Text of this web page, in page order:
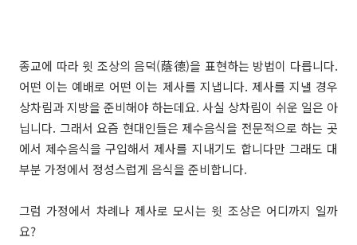
종교에 따라 윗 조상의 음덕(蔭德)을 표현하는 방법이 다릅니다.
어떤 이는 예배로 어떤 이는 제사를 지냅니다. 제사를 지낼 경우
상차림과 지방을 준비해야 하는데요. 사실 상차림이 쉬운 일은 아
닙니다. 그래서 요즘 현대인들은 제수음식을 전문적으로 하는 곳
에서 제수음식을 구입해서 제사를 지내기도 합니다만 그래도 대
부분 가정에서 정성스럽게 음식을 준비합니다.
그럼 가정에서 차례나 제사로 모시는 윗 조상은 어디까지 일까
요?